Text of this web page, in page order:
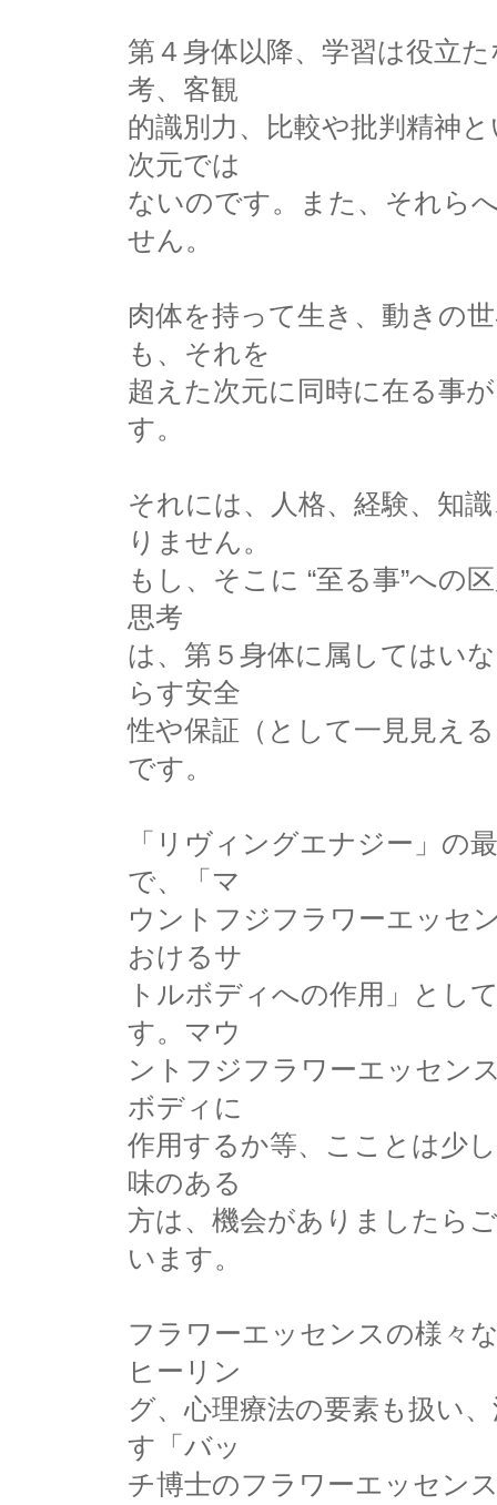
第４身体以降、学習は役立
考、客観
的識別力、比較や批判精神
次元では
ないのです。また、それら
せん。
肉体を持って生き、動きの
も、それを
超えた次元に同時に在る事
す。
それには、人格、経験、知
りません。
もし、そこに “至る事”への
思考
は、第５身体に属してはい
らす安全
性や保証（として一見見え
です。
「リヴィングエナジー」の
で、「マ
ウントフジフラワーエッセ
おけるサ
トルボディへの作用」とし
す。マウ
ントフジフラワーエッセン
ボディに
作用するか等、こことは少
味のある
方は、機会がありましたら
います。
フラワーエッセンスの様々
ヒーリン
グ、心理療法の要素も扱い
す「バッ
チ博士のフラワーエッセン